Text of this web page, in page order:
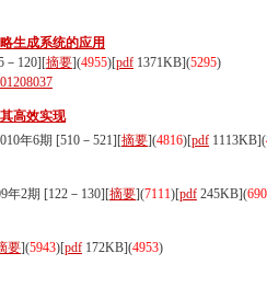
生成系统的应用
－120][摘要](4955)[pdf 1371KB](5295)
高效实现
年6期 [510－521][摘要](4816)[pdf 1113KB](
年2期 [122－130][摘要](7111)[pdf 245KB](
要](5943)[pdf 172KB](4953)